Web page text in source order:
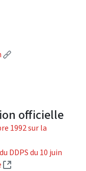
(Lien externe)
officielle
1992 sur la
DDPS du 10 juin
(Lien externe)